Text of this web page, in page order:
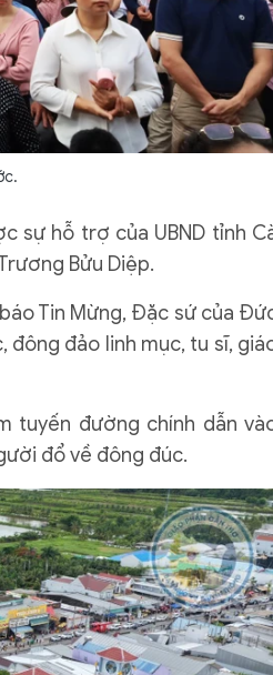
sự hỗ trợ của UBND tỉnh
Bửu Diệp.
Tin Mừng, Đặc sứ của
đông đảo linh mục, tu sĩ,
tuyến đường chính dẫn
đổ về đông đúc.